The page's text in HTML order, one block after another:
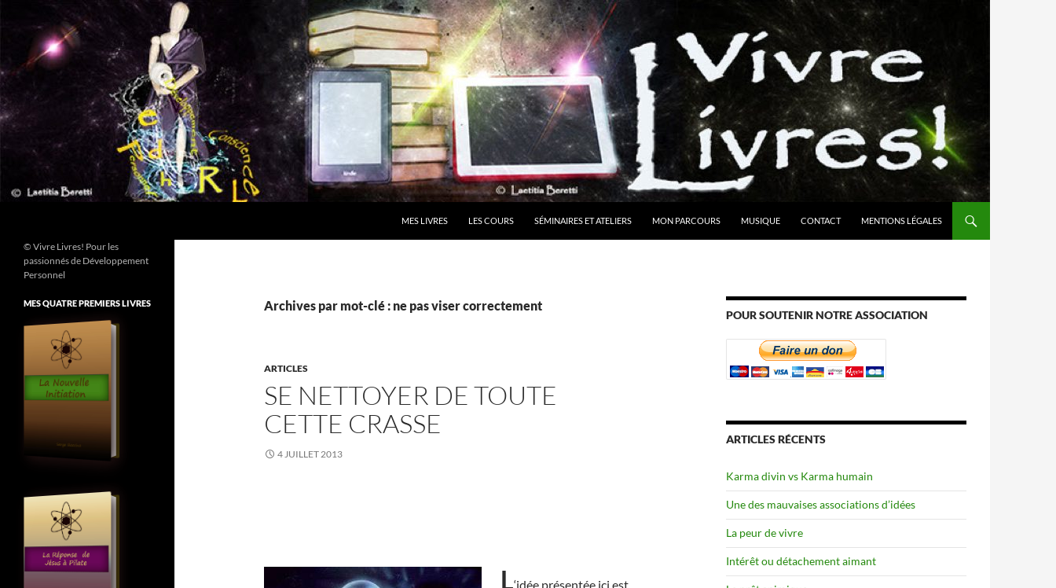
contenu
MES LIVRES LES COURS SÉMINAIRES ET ATELIERS MON PARCOURS MUSIQUE CONTACT MENTIONS LÉGALES
Archives par mot-clé : ne pas viser correctement
ARTICLES
SE NETTOYER DE TOUTE
CETTE CRASSE
4 JUILLET 2013
L‘idée présentée ici est
POUR SOUTENIR NOTRE ASSOCIATION
ARTICLES RÉCENTS
Karma divin vs Karma humain
Une des mauvaises associations d’idées
La peur de vivre
Intérêt ou détachement aimant
© Vivre Livres! Pour les
passionnés de Développement
Personnel
MES QUATRE PREMIERS LIVRES